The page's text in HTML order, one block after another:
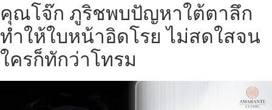
คุณโจ๊ก ภูริชพบปัญหาใต้ตาลึก
ทำให้ใบหน้าอิดโรย ไม่สดใสจน
ใครก็ทักว่าโทรม